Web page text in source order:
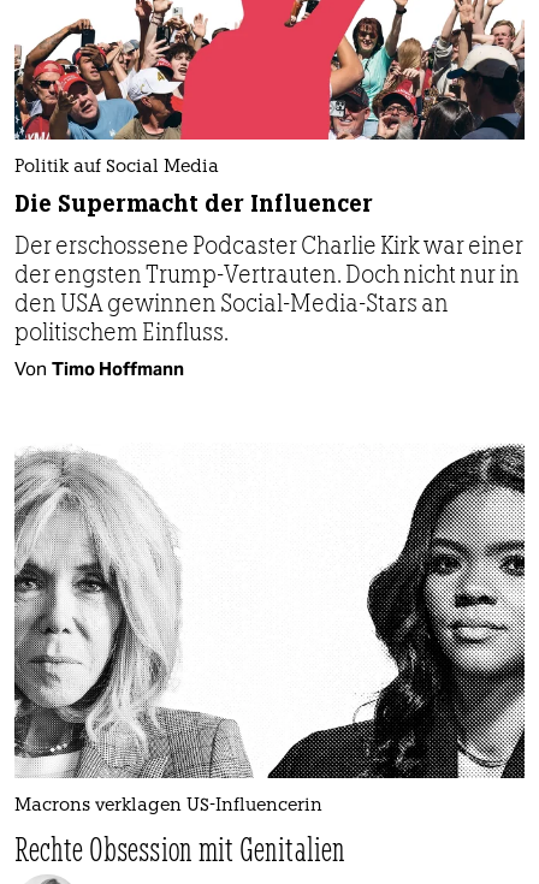
Politik auf Social Media
Die Supermacht der Influencer
Der erschossene Podcaster Charlie Kirk war einer
der engsten Trump-Vertrauten. Doch nicht nur in
den USA gewinnen Social-Media-Stars an
politischem Einfluss.
Von Timo Hoffmann
Macrons verklagen US-Influencerin
Rechte Obsession mit Genitalien